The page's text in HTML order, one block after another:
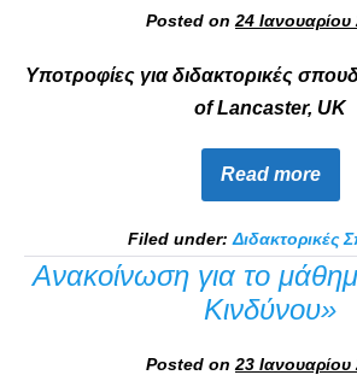
Posted on 24 Ιανουαρίου
Υποτροφίες για διδακτορικές
of Lancaster, UK
Read more
Filed under: Διδακτορικές
Ανακοίνωση για το
Κινδύνου»
Posted on 23 Ιανουαρίου